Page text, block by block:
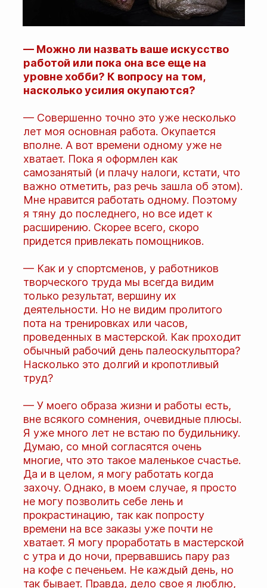
— Можно ли назвать ваше искусство
работой или пока она все еще на
уровне хобби? К вопросу на том,
насколько усилия окупаются?
— Совершенно точно это уже несколько
лет моя основная работа. Окупается
вполне. А вот времени одному уже не
хватает. Пока я оформлен как
самозанятый (и плачу налоги, кстати, что
важно отметить, раз речь зашла об этом).
Мне нравится работать одному. Поэтому
я тяну до последнего, но все идет к
расширению. Скорее всего, скоро
придется привлекать помощников.
— Как и у спортсменов, у работников
творческого труда мы всегда видим
только результат, вершину их
деятельности. Но не видим пролитого
пота на тренировках или часов,
проведенных в мастерской. Как проходит
обычный рабочий день палеоскульптора?
Насколько это долгий и кропотливый
труд?
— У моего образа жизни и работы есть,
вне всякого сомнения, очевидные плюсы.
Я уже много лет не встаю по будильнику.
Думаю, со мной согласятся очень
многие, что это такое маленькое счастье.
Да и в целом, я могу работать когда
захочу. Однако, в моем случае, я просто
не могу позволить себе лень и
прокрастинацию, так как попросту
времени на все заказы уже почти не
хватает. Я могу проработать в мастерской
с утра и до ночи, прервавшись пару раз
на кофе с печеньем. Не каждый день, но
так бывает. Правда, дело свое я люблю,